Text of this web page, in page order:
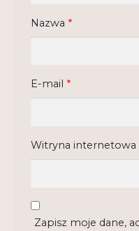
Nazwa *
E-mail *
Witryna internetowa
Zapisz moje dane,